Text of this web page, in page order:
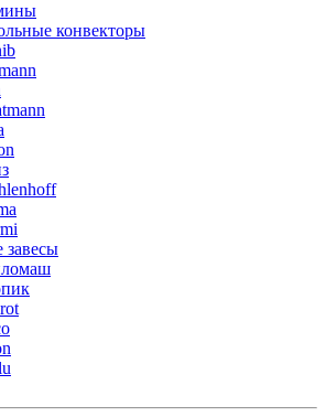
конвекторы
завесы